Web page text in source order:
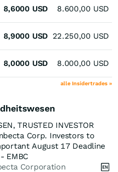
8,6000 USD 8.600,00 USD
8,9000 USD 22.250,00 USD
8,0000 USD 8.000,00 USD
alle Insidertrades »
TRUSTED INVESTOR
Corp. Investors to
August 17 Deadline
EMBC
Corporation